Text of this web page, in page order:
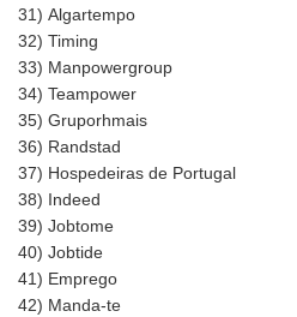
31) Algartempo
32) Timing
33) Manpowergroup
34) Teampower
35) Gruporhmais
36) Randstad
37) Hospedeiras de Portugal
38) Indeed
39) Jobtome
40) Jobtide
41) Emprego
42) Manda-te